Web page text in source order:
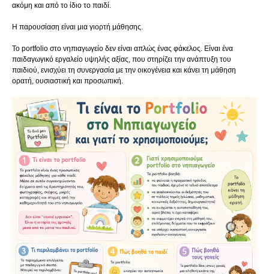
ακόμη και από το ίδιο το παιδί.
Η παρουσίαση είναι μια γιορτή μάθησης.
Το portfolio στο νηπιαγωγείο δεν είναι απλώς ένας φάκελος. Είναι ένα
παιδαγωγικό εργαλείο υψηλής αξίας, που στηρίζει την ανάπτυξη του
παιδιού, ενισχύει τη συνεργασία με την οικογένεια και κάνει τη μάθηση
ορατή, ουσιαστική και προσωπική.